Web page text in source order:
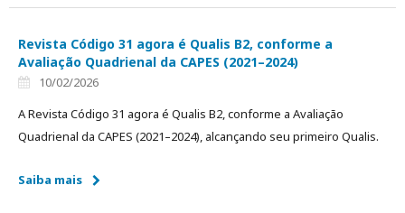
Revista Código 31 agora é Qualis B2, conforme a
Avaliação Quadrienal da CAPES (2021–2024)
10/02/2026
A Revista Código 31 agora é Qualis B2, conforme a Avaliação
Quadrienal da CAPES (2021–2024), alcançando seu primeiro Qualis.
Saiba mais